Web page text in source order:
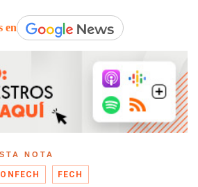
en
NOTA
FECH